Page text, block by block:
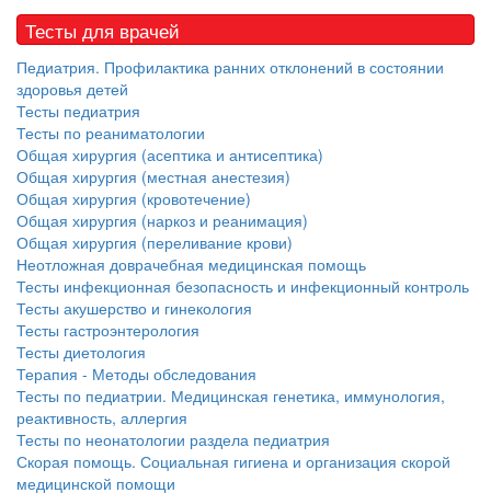
Закон о праве родителей находиться с детьми в
реанимации внесен в Госдуму
Соответствующий
законопроект внесен в
заключается в
нахождении одного из
больничной палате
бесплатно, в течении всего срока лечения...
Тесты для врачей
Педиатрия. Профилактика ранних отклонений в состоянии
здоровья детей
Тесты педиатрия
Тесты по реаниматологии
Общая хирургия (асептика и антисептика)
Общая хирургия (местная анестезия)
Общая хирургия (кровотечение)
Общая хирургия (наркоз и реанимация)
Общая хирургия (переливание крови)
Неотложная доврачебная медицинская помощь
Тесты инфекционная безопасность и инфекционный контроль
Тесты акушерство и гинекология
Тесты гастроэнтерология
Тесты диетология
Терапия - Методы обследования
Тесты по педиатрии. Медицинская генетика, иммунология,
реактивность, аллергия
Тесты по неонатологии раздела педиатрия
Скорая помощь. Социальная гигиена и организация скорой
медицинской помощи